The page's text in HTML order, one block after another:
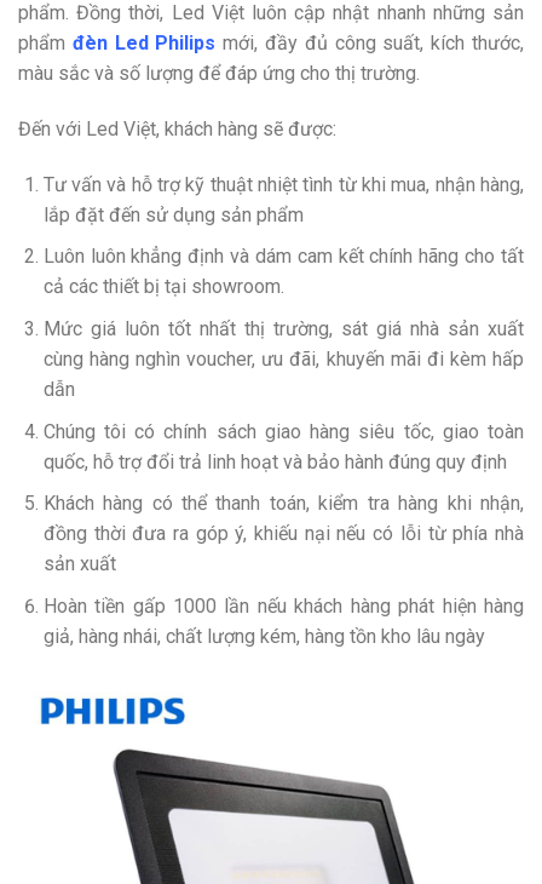
phẩm. Đồng thời, Led Việt luôn cập nhật nhanh những sản
phẩm đèn Led Philips mới, đầy đủ công suất, kích thước,
màu sắc và số lượng để đáp ứng cho thị trường.
Đến với Led Việt, khách hàng sẽ được:
Tư vấn và hỗ trợ kỹ thuật nhiệt tình từ khi mua, nhận hàng,
lắp đặt đến sử dụng sản phẩm
Luôn luôn khẳng định và dám cam kết chính hãng cho tất
cả các thiết bị tại showroom.
Mức giá luôn tốt nhất thị trường, sát giá nhà sản xuất
cùng hàng nghìn voucher, ưu đãi, khuyến mãi đi kèm hấp
dẫn
Chúng tôi có chính sách giao hàng siêu tốc, giao toàn
quốc, hỗ trợ đổi trả linh hoạt và bảo hành đúng quy định
Khách hàng có thể thanh toán, kiểm tra hàng khi nhận,
đồng thời đưa ra góp ý, khiếu nại nếu có lỗi từ phía nhà
sản xuất
Hoàn tiền gấp 1000 lần nếu khách hàng phát hiện hàng
giả, hàng nhái, chất lượng kém, hàng tồn kho lâu ngày